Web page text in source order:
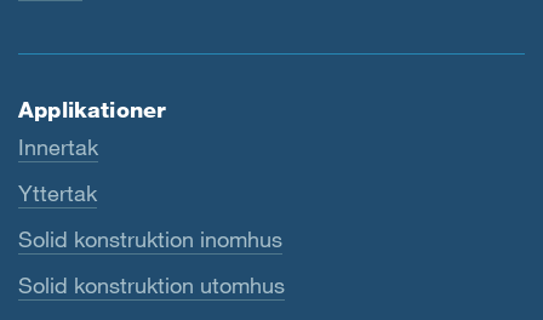
Applikationer
Innertak
Yttertak
Solid konstruktion inomhus
Solid konstruktion utomhus